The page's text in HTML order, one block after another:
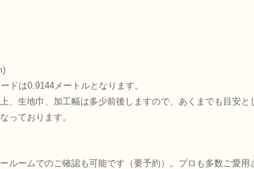
ドは0.9144メートルとなります。
生地巾、加工幅は多少前後しますので、あくまでも目安と
っております。
ルームでのご確認も可能です（要予約）。プロも多数ご愛用